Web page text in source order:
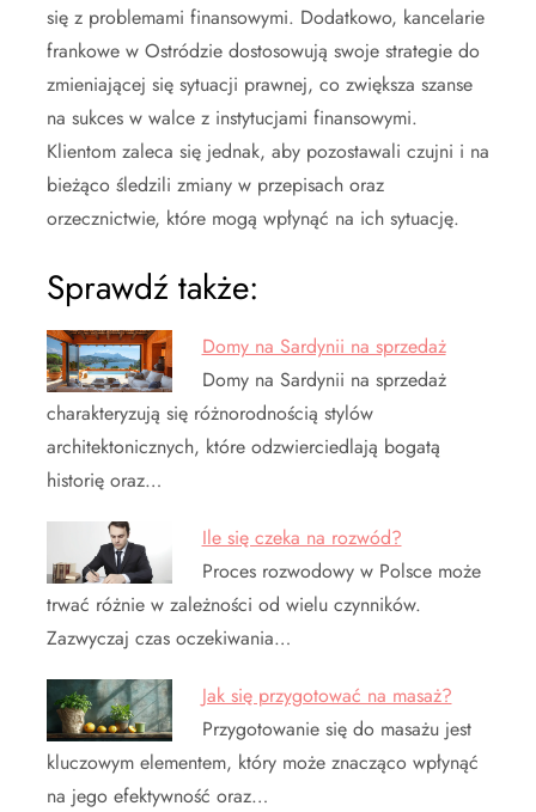
się z problemami finansowymi. Dodatkowo, kancelarie
frankowe w Ostródzie dostosowują swoje strategie do
zmieniającej się sytuacji prawnej, co zwiększa szanse
na sukces w walce z instytucjami finansowymi.
Klientom zaleca się jednak, aby pozostawali czujni i na
bieżąco śledzili zmiany w przepisach oraz
orzecznictwie, które mogą wpłynąć na ich sytuację.
Sprawdź także:
Domy na Sardynii na sprzedaż
Domy na Sardynii na sprzedaż
charakteryzują się różnorodnością stylów
architektonicznych, które odzwierciedlają bogatą
historię oraz…
Ile się czeka na rozwód?
Proces rozwodowy w Polsce może
trwać różnie w zależności od wielu czynników.
Zazwyczaj czas oczekiwania…
Jak się przygotować na masaż?
Przygotowanie się do masażu jest
kluczowym elementem, który może znacząco wpłynąć
na jego efektywność oraz…